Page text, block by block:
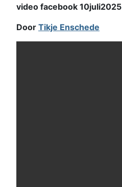
video facebook 10juli2025
Door Tikje Enschede